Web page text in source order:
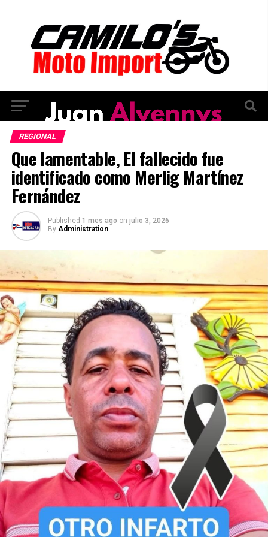
REGIONAL
Que lamentable, El fallecido fue
identificado como Merlig Martínez
Fernández
Published 1 mes ago on julio 3, 2026
By Administration